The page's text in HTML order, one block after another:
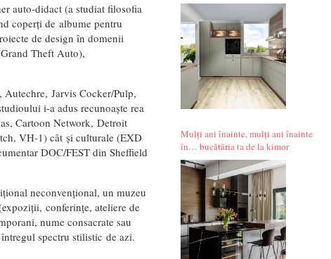
Mulți ani înainte, mulți ani înainte
în… bucătăria ta de la kimor
auto-didact (a studiat filosofia
coperți de albume pentru
de design în domenii
Theft Auto),
Jarvis Cocker/Pulp,
i-a adus recunoaște rea
Cartoon Network, Detroit
VH-1) cât și culturale (EXD
DOC/FEST din Sheffield
neconvențional, un muzeu
conferințe, ateliere de
nume consacrate sau
spectru stilistic de azi.